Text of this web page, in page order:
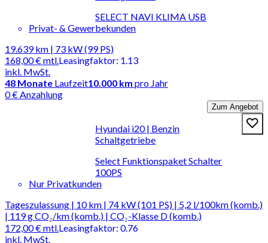
SELECT NAVI KLIMA USB
Privat- & Gewerbekunden
19.639 km | 73 kW (99 PS)
168,00 €mtl.
inkl. MwSt.
Leasingfaktor: 1.13
48 Monate Laufzeit10.000 km pro Jahr
0 € Anzahlung
Zum Angebot
Hyundai i20 | Benzin
Schaltgetriebe
Select Funktionspaket Schalter
100PS
Nur Privatkunden
Tageszulassung | 10 km | 74 kW (101 PS) | 5,2 l/100km (komb.)
| 119 g CO₂/km (komb.) | CO₂-Klasse D (komb.)
172,00 €mtl.
inkl. MwSt.
Leasingfaktor: 0.76